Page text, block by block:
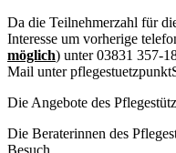
Da die Teilnehmerzahl für
Interesse um vorherige
möglich) unter 03831 357-
Mail unter
Die Angebote des
Die Beraterinnen des
Besuch.